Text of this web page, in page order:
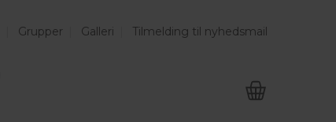
Grupper Galleri Tilmelding til nyhedsmail